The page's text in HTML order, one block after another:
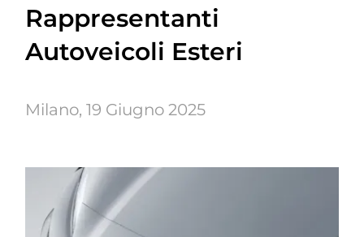
Rappresentanti
Autoveicoli Esteri
Milano, 19 Giugno 2025